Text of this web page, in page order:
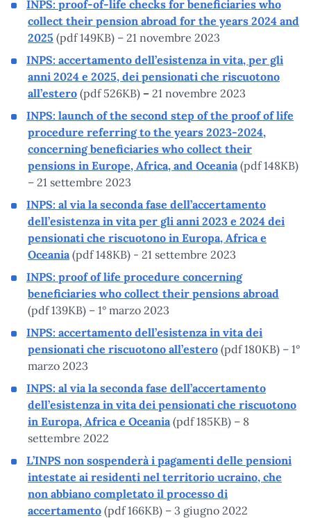
INPS: proof-of-life checks for beneficiaries who
collect their pension abroad for the years 2024 and
2025 (pdf 149KB) – 21 novembre 2023
INPS: accertamento dell’esistenza in vita, per gli
anni 2024 e 2025, dei pensionati che riscuotono
all’estero (pdf 526KB) – 21 novembre 2023
INPS: launch of the second step of the proof of life
procedure referring to the years 2023-2024,
concerning beneficiaries who collect their
pensions in Europe, Africa, and Oceania (pdf 148KB)
– 21 settembre 2023
INPS: al via la seconda fase dell’accertamento
dell’esistenza in vita per gli anni 2023 e 2024 dei
pensionati che riscuotono in Europa, Africa e
Oceania (pdf 148KB) - 21 settembre 2023
INPS: proof of life procedure concerning
beneficiaries who collect their pensions abroad
(pdf 139KB) – 1° marzo 2023
INPS: accertamento dell’esistenza in vita dei
pensionati che riscuotono all’estero (pdf 180KB) – 1°
marzo 2023
INPS: al via la seconda fase dell’accertamento
dell’esistenza in vita dei pensionati che riscuotono
in Europa, Africa e Oceania (pdf 185KB) – 8
settembre 2022
L’INPS non sospenderà i pagamenti delle pensioni
intestate ai residenti nel territorio ucraino, che
non abbiano completato il processo di
accertamento (pdf 166KB) – 3 giugno 2022